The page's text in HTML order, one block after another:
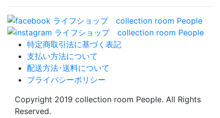
特定商取引法に基づく表記
支払い方法について
配送方法･送料について
プライバシーポリシー
Copyright 2019 collection room People. All Rights
Reserved.